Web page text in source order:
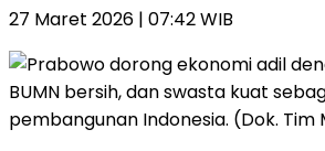
27 Maret 2026 | 07:42 WIB